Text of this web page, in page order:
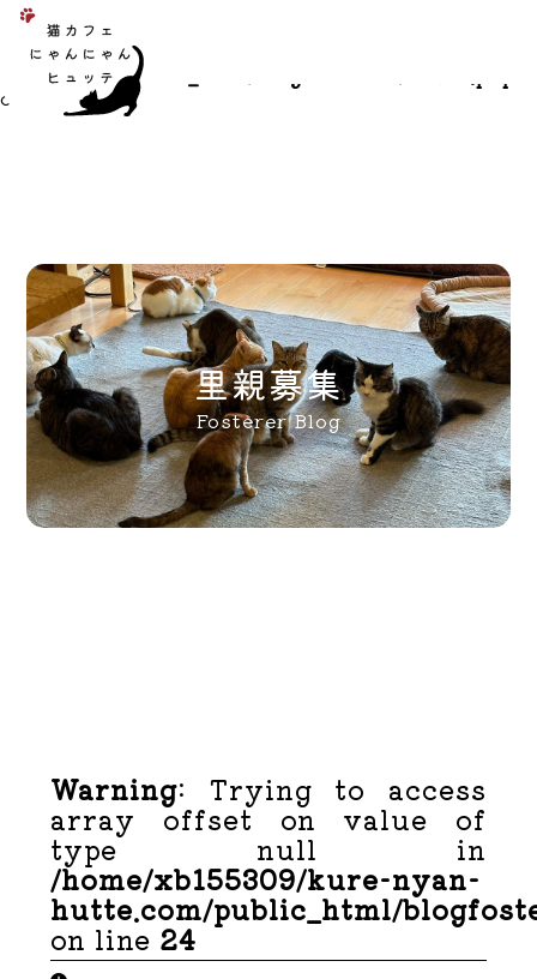
Warning : Undefined array key "entry_id" in
/home/xb155309/kure-nyan-
hutte.com/public_html/blogfosterer/index.php
on line 2
里親募集
Fosterer Blog
Warning: Trying to access
array offset on value of
type null in
/home/xb155309/kure-nyan-
hutte.com/public_html/
on line 24